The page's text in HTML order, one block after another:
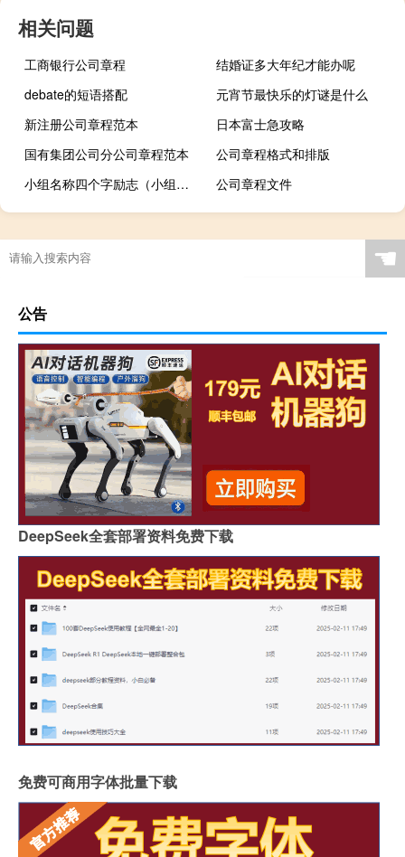
相关问题
工商银行公司章程
结婚证多大年纪才能办呢
debate的短语搭配
元宵节最快乐的灯谜是什么
新注册公司章程范本
日本富士急攻略
国有集团公司分公司章程范本
公司章程格式和排版
小组名称四个字励志（小组名称四个字霸气）
公司章程文件
☚
公告
DeepSeek全套部署资料免费下载
免费可商用字体批量下载